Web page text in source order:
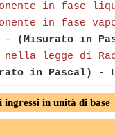
in fase
in fase
- (Misurato in
legge di
in Pascal) -
ingressi in unità di base